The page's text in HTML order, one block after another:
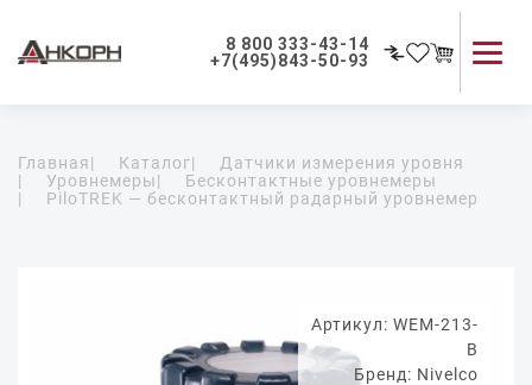
8 800 333-43-14
+7(495)843-50-93
Применение приборов
Как мы работаем
Главная| Каталог|
Датчики измерения уровня
|
Уровнемеры|
Бесконтактные уровнемеры
|
PiloTREK — бесконтактный радарный уровнемер
Артикул: WEM-213-
B
Бренд: Nivelco